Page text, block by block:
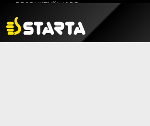
PRODUKTVÄLJARE
HITTA ÅTERFÖRSÄLJARE
NYHETER